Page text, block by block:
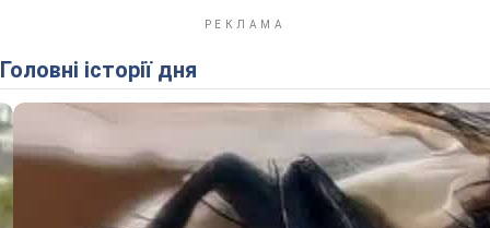
Головні історії дня